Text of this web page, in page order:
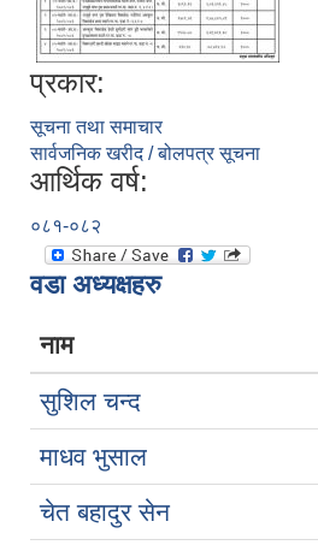
प्रकार:
सूचना तथा समाचार
सार्वजनिक खरीद / बोलपत्र सूचना
आर्थिक वर्ष:
०८१-०८२
वडा अध्यक्षहरु
नाम
सुशिल चन्द
माधव भुसाल
चेत बहादुर सेन